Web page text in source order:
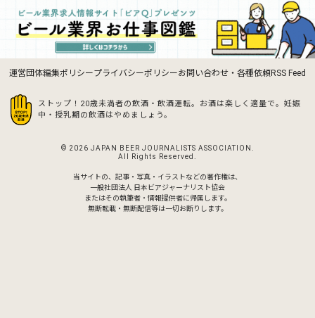
運営団体編集ポリシープライバシーポリシーお問い合わせ・各種依頼RSS Feed
ストップ！20歳未満者の飲酒・飲酒運転。お酒は楽しく適量で。 妊娠
中・授乳期の飲酒はやめましょう。
© 2026 JAPAN BEER JOURNALISTS ASSOCIATION.
All Rights Reserved.
当サイトの、記事・写真・イラストなどの著作権は、
一般社団法人 日本ビアジャーナリスト協会
またはその執筆者・情報提供者に帰属します。
無断転載・無断配信等は一切お断りします。